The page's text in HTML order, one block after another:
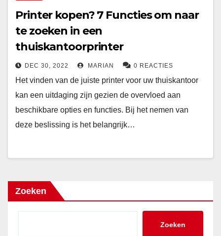
Printer kopen? 7 Functies om naar
te zoeken in een
thuiskantoorprinter
DEC 30, 2022 MARIAN 0 REACTIES
Het vinden van de juiste printer voor uw thuiskantoor
kan een uitdaging zijn gezien de overvloed aan
beschikbare opties en functies. Bij het nemen van
deze beslissing is het belangrijk…
Zoeken
Zoeken